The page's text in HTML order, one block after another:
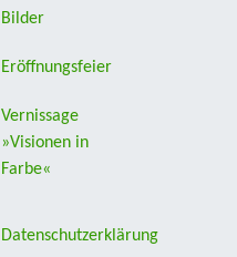
Bilder
Eröffnungsfeier
Vernissage
»Visionen in
Farbe«
Datenschutzerklärung